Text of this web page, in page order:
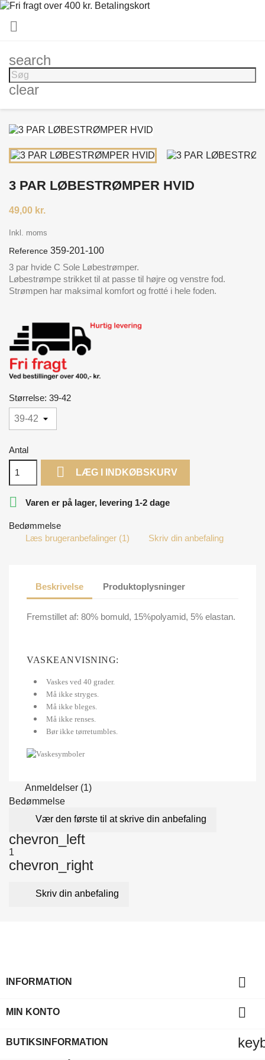

search
clear
3 PAR LØBESTRØMPER HVID
49,00 kr.
Inkl. moms
Reference 359-201-100
3 par hvide C Sole Løbestrømper.
Løbestrømpe strikket til at passe til højre og venstre fod.
Strømpen har maksimal komfort og frotté i hele foden.
Størrelse: 39-42
Antal
 LÆG I INDKØBSKURV
 Varen er på lager, levering 1-2 dage
Bedømmelse
Læs brugeranbefalinger (1)
Skriv din anbefaling
Beskrivelse Produktoplysninger
Fremstillet af: 80% bomuld, 15%polyamid, 5% elastan.
VASKEANVISNING:
Vaskes ved 40 grader.
Må ikke stryges.
Må ikke bleges.
Må ikke renses.
Bør ikke tørretumbles.
Anmeldelser (1)
Bedømmelse
Vær den første til at skrive din anbefaling
chevron_left
1
chevron_right
Skriv din anbefaling
INFORMATION 
MIN KONTO 
BUTIKSINFORMATION